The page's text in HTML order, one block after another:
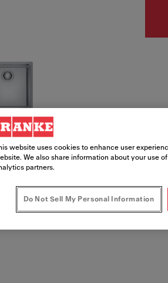
website uses cookies to enhance user
We also share information about your use
partners.
Do Not Sell My Personal Information